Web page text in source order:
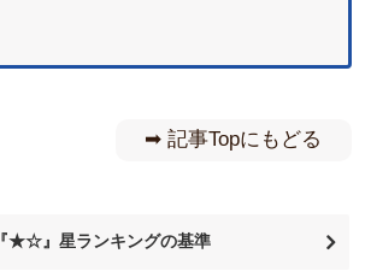
➡︎ 記事Topにもどる
『★☆』星ランキングの基準